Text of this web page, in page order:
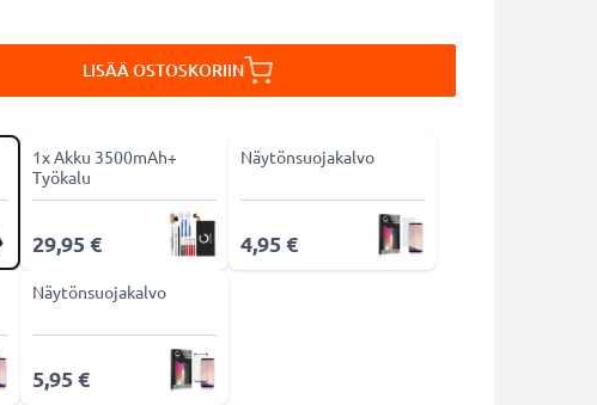
LISÄÄ OSTOSKORIIN
1x Akku 3500mAh+
Työkalu
29,95 €
Näytönsuojakalvo
4,95 €
Näytönsuojakalvo
5,95 €